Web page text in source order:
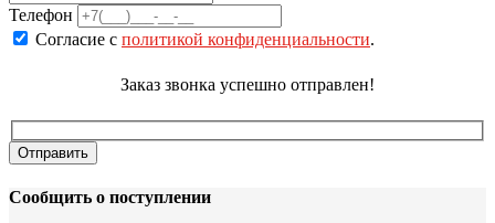
Телефон
Согласие с политикой конфиденциальности.
Заказ звонка успешно отправлен!
Сообщить о поступлении